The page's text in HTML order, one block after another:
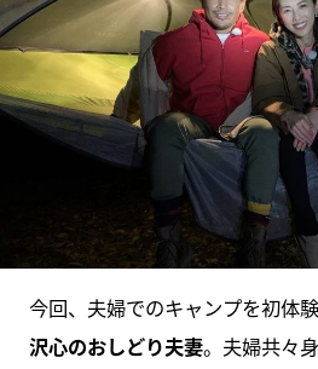
今回、夫婦でのキャンプを初体験
沢心のおしどり夫妻。夫婦共々